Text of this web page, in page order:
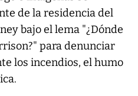
de la residencia del
bajo el lema "¿Dónde
para denunciar
los incendios, el humo